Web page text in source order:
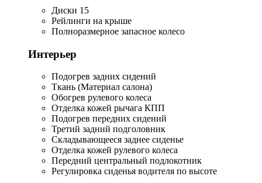
Диски 15
Рейлинги на крыше
Полноразмерное запасное колесо
Интерьер
Подогрев задних сидений
Ткань (Материал салона)
Обогрев рулевого колеса
Отделка кожей рычага КПП
Подогрев передних сидений
Третий задний подголовник
Складывающееся заднее сиденье
Отделка кожей рулевого колеса
Передний центральный подлокотник
Регулировка сиденья водителя по высоте